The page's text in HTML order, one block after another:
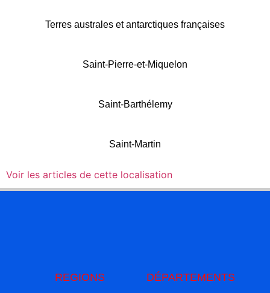
Terres australes et antarctiques françaises
Saint-Pierre-et-Miquelon
Saint-Barthélemy
Saint-Martin
Voir les articles de cette localisation
REGIONS
DÉPARTEMENTS